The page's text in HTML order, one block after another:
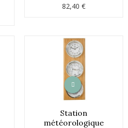
82,40 €
Station
météorologique